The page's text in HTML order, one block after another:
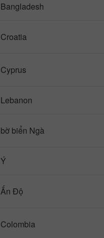
Bangladesh
Croatia
Cyprus
Lebanon
bờ biển Ngà
Ý
Ấn Độ
Colombia